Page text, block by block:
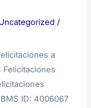
/
a
Felicitaciones
ID: 4006067